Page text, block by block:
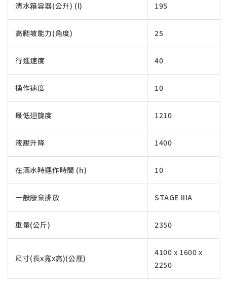
清水箱容器(公升) (l) 195
高爬坡能力(角度) 25
行進速度 40
操作速度 10
最低迴旋度 1210
液壓升降 1400
在滿水時運作時間 (h) 10
一般廢棄排放 STAGE IIIA
重量(公斤) 2350
尺寸(長x寬x高)(公厘)
4100 x 1600 x
2250